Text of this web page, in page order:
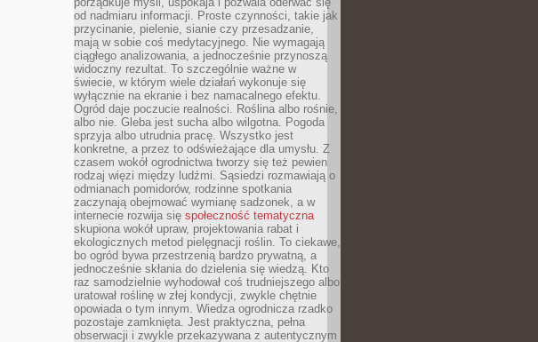
od nadmiaru informacji. Proste czynności, takie jak
przycinanie, pielenie, sianie czy przesadzanie,
mają w sobie coś medytacyjnego. Nie wymagają
ciągłego analizowania, a jednocześnie przynoszą
widoczny rezultat. To szczególnie ważne w
świecie, w którym wiele działań wykonuje się
wyłącznie na ekranie i bez namacalnego efektu.
Ogród daje poczucie realności. Roślina albo rośnie,
albo nie. Gleba jest sucha albo wilgotna. Pogoda
sprzyja albo utrudnia pracę. Wszystko jest
konkretne, a przez to odświeżające dla umysłu. Z
czasem wokół ogrodnictwa tworzy się też pewien
rodzaj więzi między ludźmi. Sąsiedzi rozmawiają o
odmianach pomidorów, rodzinne spotkania
zaczynają obejmować wymianę sadzonek, a w
internecie rozwija się społeczność tematyczna
skupiona wokół upraw, projektowania rabat i
ekologicznych metod pielęgnacji roślin. To ciekawe,
bo ogród bywa przestrzenią bardzo prywatną, a
jednocześnie skłania do dzielenia się wiedzą. Kto
raz samodzielnie wyhodował coś trudniejszego albo
uratował roślinę w złej kondycji, zwykle chętnie
opowiada o tym innym. Wiedza ogrodnicza rzadko
pozostaje zamknięta. Jest praktyczna, pełna
obserwacji i zwykle przekazywana z autentycznym